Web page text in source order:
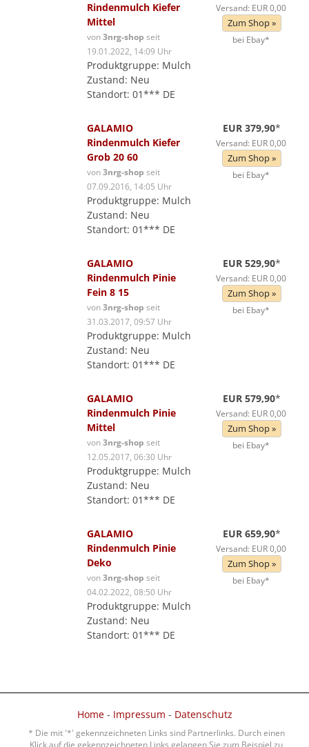
Rindenmulch Kiefer
Mittel
von3nrg-shop seit
19.01.2022, 14:09 Uhr
Produktgruppe: Mulch
Zustand: Neu
Standort: 01*** DE
Versand: EUR 0,00
Zum Shop »
bei Ebay*
GALAMIO
Rindenmulch Kiefer
Grob 20 60
von3nrg-shop seit
07.09.2016, 14:05 Uhr
Produktgruppe: Mulch
Zustand: Neu
Standort: 01*** DE
EUR 379,90*
Versand: EUR 0,00
Zum Shop »
bei Ebay*
GALAMIO
Rindenmulch Pinie
Fein 8 15
von3nrg-shop seit
31.03.2017, 09:57 Uhr
Produktgruppe: Mulch
Zustand: Neu
Standort: 01*** DE
EUR 529,90*
Versand: EUR 0,00
Zum Shop »
bei Ebay*
GALAMIO
Rindenmulch Pinie
Mittel
von3nrg-shop seit
12.05.2017, 06:30 Uhr
Produktgruppe: Mulch
Zustand: Neu
Standort: 01*** DE
EUR 579,90*
Versand: EUR 0,00
Zum Shop »
bei Ebay*
GALAMIO
Rindenmulch Pinie
Deko
von3nrg-shop seit
04.02.2022, 08:50 Uhr
Produktgruppe: Mulch
Zustand: Neu
Standort: 01*** DE
EUR 659,90*
Versand: EUR 0,00
Zum Shop »
bei Ebay*
Home- Impressum - Datenschutz
* Die mit '*' gekennzeichneten Links sind Partnerlinks. Durch einen
Klick auf die gekennzeichneten Links gelangen Sie zum Beispiel zu